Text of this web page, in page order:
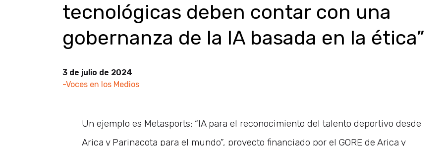
tecnológicas deben contar con una
gobernanza de la IA basada en la ética”
3 de julio de 2024
-Voces en los Medios
Un ejemplo es Metasports: “IA para el reconocimiento del talento deportivo desde
Arica y Parinacota para el mundo”, proyecto financiado por el GORE de Arica y